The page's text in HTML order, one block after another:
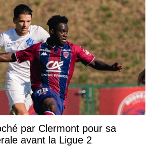
par Clermont pour sa
avant la Ligue 2